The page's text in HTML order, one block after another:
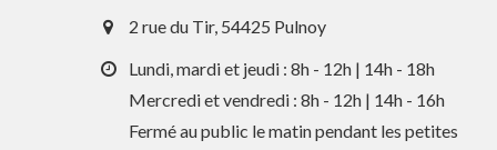
2 rue du Tir, 54425 Pulnoy
Lundi, mardi et jeudi : 8h - 12h | 14h - 18h
Mercredi et vendredi : 8h - 12h | 14h - 16h
Fermé au public le matin pendant les petites